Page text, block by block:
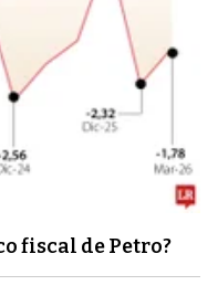
fiscal de Petro?